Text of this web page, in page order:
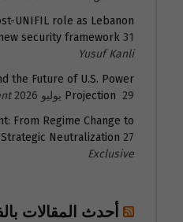
UNIFIL role as Lebanon
security framework 31 يوليو 2026
Yusuf Kanli
the Future of U.S. Power
Projection 29 يوليو 2026
From Regime Change to
Strategic Neutralization 27 يوليو 2026
Exclusive
أحدث المقالات